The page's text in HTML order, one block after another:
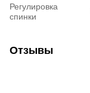
Регулировка
спинки
Отзывы